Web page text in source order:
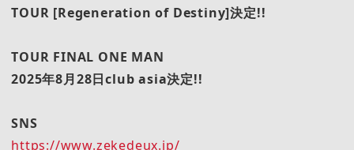
TOUR [Regeneration of Destiny]決定!!
TOUR FINAL ONE MAN
2025年8月28日club asia決定!!
SNS
https://www.zekedeux.jp/